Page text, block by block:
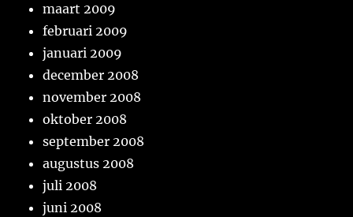
maart 2009
februari 2009
januari 2009
december 2008
november 2008
oktober 2008
september 2008
augustus 2008
juli 2008
juni 2008